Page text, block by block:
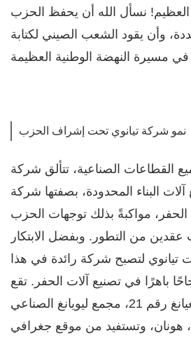
نسأل الله أن يحفظ الحزب
وأن يقود الشعب الصيني لكتابة
نمو شركة تيانوي تحت إشراف الحزب
القطاعات الصناعية، تتألق شركة
آلات البناء المحدودة، بصفتها شركة
مواكبةً بذلك توجهات الحزب
من التطور. وبفضل الابتكار
تيانوي لتصبح شركة رائدة في هذا
باهرًا في تصنيع آلات الحفر. تقع
الشركة في شارع يونغيانغ رقم ​​21، مجمع ليويانغ الصناعي
هونان، وتستفيد من موقع جغرافي